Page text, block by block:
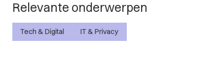
Relevante onderwerpen
Tech & Digital IT & Privacy